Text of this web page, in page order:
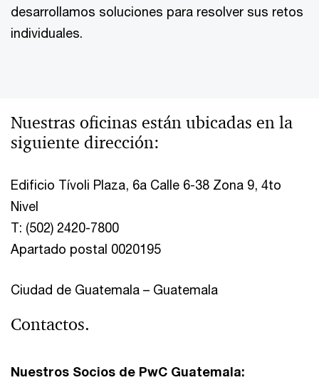
desarrollamos soluciones para resolver sus retos
individuales.
Nuestras oficinas están ubicadas en la
siguiente dirección:
Edificio Tívoli Plaza, 6a Calle 6-38 Zona 9, 4to
Nivel
T: (502) 2420-7800
Apartado postal 0020195
Ciudad de Guatemala – Guatemala
Contactos.
Nuestros Socios de PwC Guatemala: